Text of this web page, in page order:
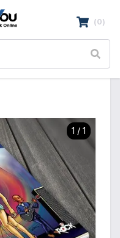
(0)
1 / 1